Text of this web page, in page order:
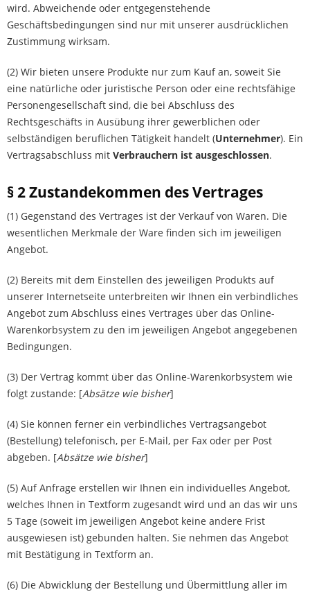
wird. Abweichende oder entgegenstehende
Geschäftsbedingungen sind nur mit unserer ausdrücklichen
Zustimmung wirksam.
(2) Wir bieten unsere Produkte nur zum Kauf an, soweit Sie
eine natürliche oder juristische Person oder eine rechtsfähige
Personengesellschaft sind, die bei Abschluss des
Rechtsgeschäfts in Ausübung ihrer gewerblichen oder
selbständigen beruflichen Tätigkeit handelt (Unternehmer). Ein
Vertragsabschluss mit Verbrauchern ist ausgeschlossen.
§ 2 Zustandekommen des Vertrages
(1) Gegenstand des Vertrages ist der Verkauf von Waren. Die
wesentlichen Merkmale der Ware finden sich im jeweiligen
Angebot.
(2) Bereits mit dem Einstellen des jeweiligen Produkts auf
unserer Internetseite unterbreiten wir Ihnen ein verbindliches
Angebot zum Abschluss eines Vertrages über das Online-
Warenkorbsystem zu den im jeweiligen Angebot angegebenen
Bedingungen.
(3) Der Vertrag kommt über das Online-Warenkorbsystem wie
folgt zustande: [Absätze wie bisher]
(4) Sie können ferner ein verbindliches Vertragsangebot
(Bestellung) telefonisch, per E-Mail, per Fax oder per Post
abgeben. [Absätze wie bisher]
(5) Auf Anfrage erstellen wir Ihnen ein individuelles Angebot,
welches Ihnen in Textform zugesandt wird und an das wir uns
5 Tage (soweit im jeweiligen Angebot keine andere Frist
ausgewiesen ist) gebunden halten. Sie nehmen das Angebot
mit Bestätigung in Textform an.
(6) Die Abwicklung der Bestellung und Übermittlung aller im